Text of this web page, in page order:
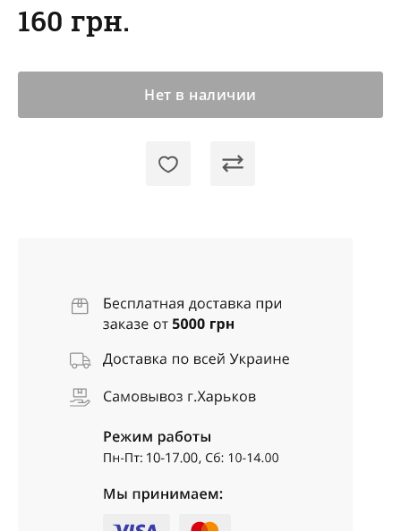
160 грн.
Нет в наличии